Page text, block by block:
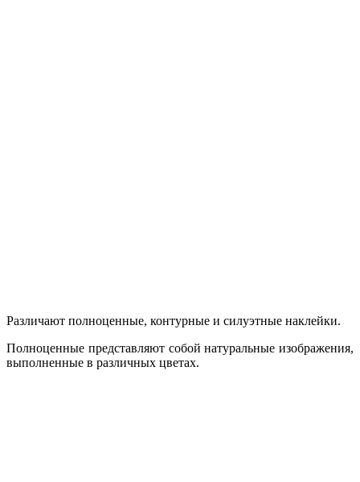
Различают полноценные, контурные и силуэтные наклейки.
Полноценные представляют собой натуральные изображения,
выполненные в различных цветах.